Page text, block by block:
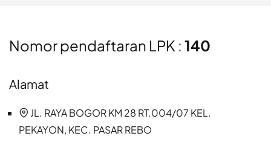
Nomor pendaftaran LPK : 140
Alamat
JL. RAYA BOGOR KM 28 RT.004/07 KEL.
PEKAYON, KEC. PASAR REBO